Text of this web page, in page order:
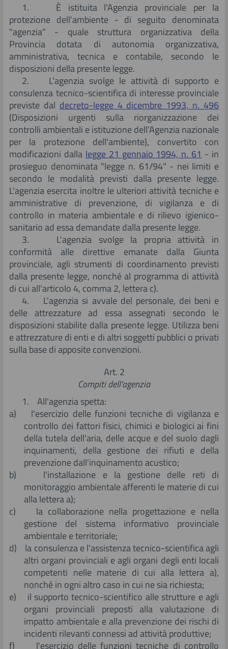
1. È istituita l'Agenzia provinciale per la
protezione dell'ambiente - di seguito denominata
"agenzia" - quale struttura organizzativa della
Provincia dotata di autonomia organizzativa,
amministrativa, tecnica e contabile, secondo le
disposizioni della presente legge.
2. L'agenzia svolge le attività di supporto e
consulenza tecnico-scientifica di interesse provinciale
previste dal decreto-legge 4 dicembre 1993, n. 496
(Disposizioni urgenti sulla riorganizzazione dei
controlli ambientali e istituzione dell'Agenzia nazionale
per la protezione dell'ambiente), convertito con
modificazioni dalla legge 21 gennaio 1994, n. 61 - in
prosieguo denominata "legge n. 61/94" - nei limiti e
secondo le modalità previsti dalla presente legge.
L'agenzia esercita inoltre le ulteriori attività tecniche e
amministrative di prevenzione, di vigilanza e di
controllo in materia ambientale e di rilievo igienico-
sanitario ad essa demandate dalla presente legge.
3. L'agenzia svolge la propria attività in
conformità alle direttive emanate dalla Giunta
provinciale, agli strumenti di coordinamento previsti
dalla presente legge, nonché al programma di attività
di cui all'articolo 4, comma 2, lettera c).
4. L'agenzia si avvale del personale, dei beni e
delle attrezzature ad essa assegnati secondo le
disposizioni stabilite dalla presente legge. Utilizza beni
e attrezzature di enti e di altri soggetti pubblici o privati
sulla base di apposite convenzioni.
Art. 2
Compiti dell'agenzia
1. All'agenzia spetta:
a) l'esercizio delle funzioni tecniche di vigilanza e
controllo dei fattori fisici, chimici e biologici ai fini
della tutela dell'aria, delle acque e del suolo dagli
inquinamenti, della gestione dei rifiuti e della
prevenzione dall'inquinamento acustico;
b) l'installazione e la gestione delle reti di
monitoraggio ambientale afferenti le materie di cui
alla lettera a);
c) la collaborazione nella progettazione e nella
gestione del sistema informativo provinciale
ambientale e territoriale;
d) la consulenza e l'assistenza tecnico-scientifica agli
altri organi provinciali e agli organi degli enti locali
competenti nelle materie di cui alla lettera a),
nonché in ogni altro caso in cui ne sia richiesta;
e) il supporto tecnico-scientifico alle strutture e agli
organi provinciali preposti alla valutazione di
impatto ambientale e alla prevenzione dei rischi di
incidenti rilevanti connessi ad attività produttive;
f) l'esercizio delle funzioni tecniche di controllo